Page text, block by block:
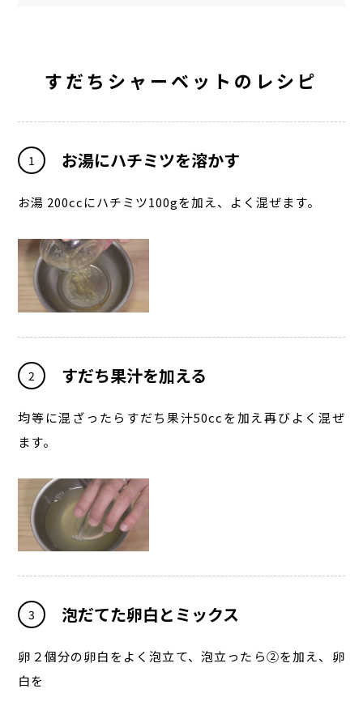
すだちシャーベットのレシピ
1 お湯にハチミツを溶かす
お湯 200ccにハチミツ100gを加え、よく混ぜます。
2 すだち果汁を加える
均等に混ざったらすだち果汁50ccを加え再びよく混ぜ
ます。
3 泡だてた卵白とミックス
卵２個分の卵白をよく泡立て、泡立ったら②を加え、卵
白を